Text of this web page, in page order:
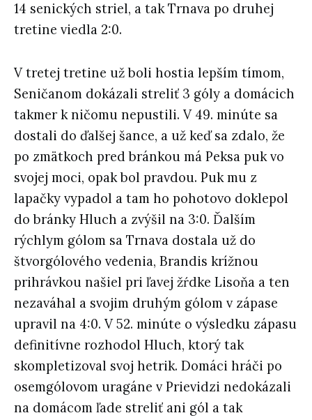
14 senických striel, a tak Trnava po druhej
tretine viedla 2:0.
V tretej tretine už boli hostia lepším tímom,
Seničanom dokázali streliť 3 góly a domácich
takmer k ničomu nepustili. V 49. minúte sa
dostali do ďalšej šance, a už keď sa zdalo, že
po zmätkoch pred bránkou má Peksa puk vo
svojej moci, opak bol pravdou. Puk mu z
lapačky vypadol a tam ho pohotovo doklepol
do bránky Hluch a zvýšil na 3:0. Ďalším
rýchlym gólom sa Trnava dostala už do
štvorgólového vedenia, Brandis krížnou
prihrávkou našiel pri ľavej žŕdke Lisoňa a ten
nezaváhal a svojim druhým gólom v zápase
upravil na 4:0. V 52. minúte o výsledku zápasu
definitívne rozhodol Hluch, ktorý tak
skompletizoval svoj hetrik. Domáci hráči po
osemgólovom uragáne v Prievidzi nedokázali
na domácom ľade streliť ani gól a tak